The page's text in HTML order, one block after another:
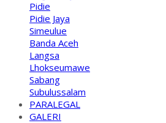
Pidie
Pidie Jaya
Simeulue
Banda Aceh
Langsa
Lhokseumawe
Sabang
Subulussalam
PARALEGAL
GALERI